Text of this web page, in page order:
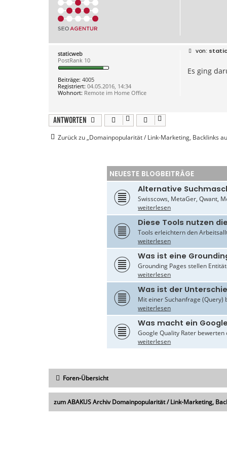
staticweb
PostRank 10
Beiträge: 4005
Registriert: 04.05.2016, 14:34
Wohnort: Remote im Home Office
B
t
Es ging
Antworten
Zurück zu „Domainpopularität / Link-Marketing, Backlinks
NEUESTE BLOGBEITRÄGE
Alternative
Swisscows, MetaGer, Qwant,
weiterlesen
Diese Tools nutzen
Tools erleichtern den
weiterlesen
Was ist eine
Grounding Pages stellen
weiterlesen
Was ist der
Mit einer Suchanfrage (Query)
weiterlesen
Was macht ein
Google Quality Rater
weiterlesen
Foren-Übersicht
zum ABAKUS Archiv Domainpopularität / Link-Marketing,